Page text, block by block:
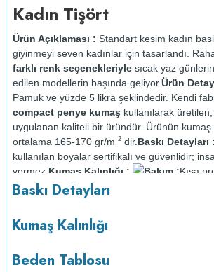
Kadın Tişört
Ürün Açıklaması : Standart kesim kadın
giyinmeyi seven kadınlar için tasarlandı.
farklı renk seçenekleriyle sıcak yaz
edilen modellerin başında geliyor.Ürün
Pamuk ve yüzde 5 likra şeklindedir. Kendi
compact penye kumaş kullanılarak
uygulanan kaliteli bir üründür. Ürünün kumaş
ortalama 165-170 gr/m 2 dir. Baskı Detayları :
kullanılan boyalar sertifikalı ve güvenlidir;
vermez. Kumaş Kalınlığı : Bakım :Kısa
maksimum 30 C sıcaklıkta ve tersten yıkanır.
Kurutma makinesinde kurutulmaz.
Baskı Detayları
Kumaş Kalınlığı
Beden Tablosu